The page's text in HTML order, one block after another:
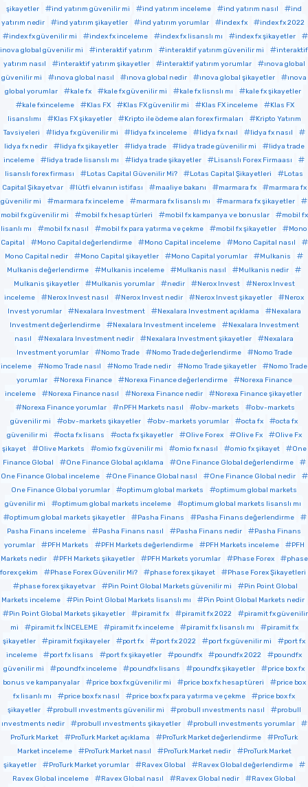
şikayetler
ind yatırım güvenilir mi ind yatırım inceleme ind yatırım nasıl
ind
yatırım nedir
ind yatırım şikayetler ind yatırım yorumlar index fx
index fx 2022
index fx güvenilir mi
index fx inceleme index fx lisanslı mı
index fx şikayetler
inova global güvenilir mi
interaktif yatırım interaktif yatırım güvenilir mi
interaktif
yatırım nasıl
interaktif yatırım şikayetler interaktif yatırım yorumlar
ınova global
güvenilir mi
ınova global nasıl ınova global nedir ınova global şikayetler
ınova
global yorumlar
kale fx kale fx güvenilir mi kale fx lisnslı mı
kale fx şikayetler
kale fxinceleme
Klas FX Klas FX güvenilir mi Klas FX inceleme
Klas FX
lisanslımı
Klas FX şikayetler Kripto ile ödeme alan forex firmaları
Kripto Yatırım
Tavsiyeleri
lidya fx güvenilir mi lidya fx inceleme lidya fx naıl
lidya fx nasıl
lidya fx nedir
lidya fx şikayetler lidya trade lidya trade güvenilir mi
lidya trade
inceleme
lidya trade lisanslı mı lidya trade şikayetler
Lisanslı Forex Firmaası
lisanslı forex firması
Lotas Capital Güvenilir Mi? Lotas Capital Şikayetleri
Lotas
Capital Şikayetvar
lütfi elvanın istifası maaliye bakanı marmara fx
marmara fx
güvenilir mi
marmara fx inceleme marmara fx lisanslı mı
marmara fx şikayetler
mobil fx güvenilir mi
mobil fx hesap türleri mobil fx kampanya ve bonuslar
mobil fx
lisanlı mı
mobil fx nasıl mobil fx para yatırma ve çekme mobil fx şikayetler
Mono
Capital
Mono Capital değerlendirme Mono Capital inceleme
Mono Capital nasıl
Mono Capital nedir
Mono Capital şikayetler Mono Capital yorumlar
Mulkanis
Mulkanis değerlendirme
Mulkanis inceleme Mulkanis nasıl
Mulkanis nedir
Mulkanis şikayetler
Mulkanis yorumlar nedir Nerox Invest
Nerox Invest
inceleme
Nerox Invest nasıl Nerox Invest nedir Nerox Invest şikayetler
Nerox
Invest yorumlar
Nexalara Investment Nexalara Investment açıklama
Nexalara
Investment değerlendirme
Nexalara Investment inceleme
Nexalara Investment
nasıl
Nexalara Investment nedir Nexalara Investment şikayetler
Nexalara
Investment yorumlar
Nomo Trade Nomo Trade değerlendirme
Nomo Trade
inceleme
Nomo Trade nasıl Nomo Trade nedir Nomo Trade şikayetler
Nomo Trade
yorumlar
Norexa Finance Norexa Finance değerlendirme
Norexa Finance
inceleme
Norexa Finance nasıl Norexa Finance nedir
Norexa Finance şikayetler
Norexa Finance yorumlar
nPFH Markets nasıl obv-markets
obv-markets
güvenilir mi
obv-markets şikayetler obv-markets yorumlar octa fx
octa fx
güvenilir mi
octa fx lisans octa fx şikayetler Olive Forex Olive Fx
Olive Fx
şikayet
Olive Markets omio fx güvenilir mi omio fx nasıl omio fx şikayet
One
Finance Global
One Finance Global açıklama
One Finance Global değerlendirme
One Finance Global inceleme
One Finance Global nasıl
One Finance Global nedir
One Finance Global yorumlar
optimum global markets
optimum global markets
güvenilir mi
optimum global markets inceleme
optimum global markets lisanslı mı
optimum global markets şikayetler
Pasha Finans
Pasha Finans değerlendirme
Pasha Finans inceleme
Pasha Finans nasıl Pasha Finans nedir
Pasha Finans
yorumlar
PFH Markets PFH Markets değerlendirme PFH Markets inceleme
PFH
Markets nedir
PFH Markets şikayetler PFH Markets yorumlar Phase Forex
phase
forex çekim
Phase Forex Güvenilir Mi? phase forex şikayet
Phase Forex Şikayetleri
phase forex şikayetvar
Pin Point Global Markets güvenilir mi
Pin Point Global
Markets inceleme
Pin Point Global Markets lisanslı mı
Pin Point Global Markets nedir
Pin Point Global Markets şikayetler
piramit fx piramit fx 2022
piramit fx güvenilir
mi
piramit fx İNCELEME piramit fx inceleme piramit fx lisanslı mı
piramit fx
şikayetler
piramit fxşikayeler port fx port fx 2022 port fx güvenilir mi
port fx
inceleme
port fx lisans port fx şikayetler poundfx poundfx 2022
poundfx
güvenilir mi
poundfx inceleme poundfx lisans poundfx şikayetler
price box fx
bonus ve kampanyalar
price box fx güvenilir mi price box fx hesap türeri
price box
fx lisanlı mı
price box fx nasıl price box fx para yatırma ve çekme
price box fx
şikayetler
probull ınvestments güvenilir mi probull ınvestments nasıl
probull
ınvestments nedir
probull ınvestments şikayetler
probull ınvestments yorumlar
ProTurk Market
ProTurk Market açıklama ProTurk Market değerlendirme
ProTurk
Market inceleme
ProTurk Market nasıl ProTurk Market nedir
ProTurk Market
şikayetler
ProTurk Market yorumlar Ravex Global
Ravex Global değerlendirme
Ravex Global inceleme
Ravex Global nasıl Ravex Global nedir
Ravex Global